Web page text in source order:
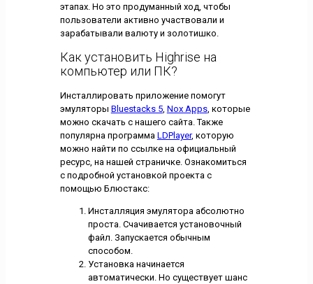
этапах. Но это продуманный ход, чтобы
пользователи активно участвовали и
зарабатывали валюту и золотишко.
Как установить Highrise на
компьютер или ПК?
Инсталлировать приложение помогут
эмуляторы Bluestacks 5, Nox Apps, которые
можно скачать с нашего сайта. Также
популярна программа LDPlayer, которую
можно найти по ссылке на официальный
ресурс, на нашей страничке. Ознакомиться
с подробной установкой проекта с
помощью Блюстакс:
Инсталляция эмулятора абсолютно
проста. Счачивается установочный
файл. Запускается обычным
способом.
Установка начинается
автоматически. Но существует шанс